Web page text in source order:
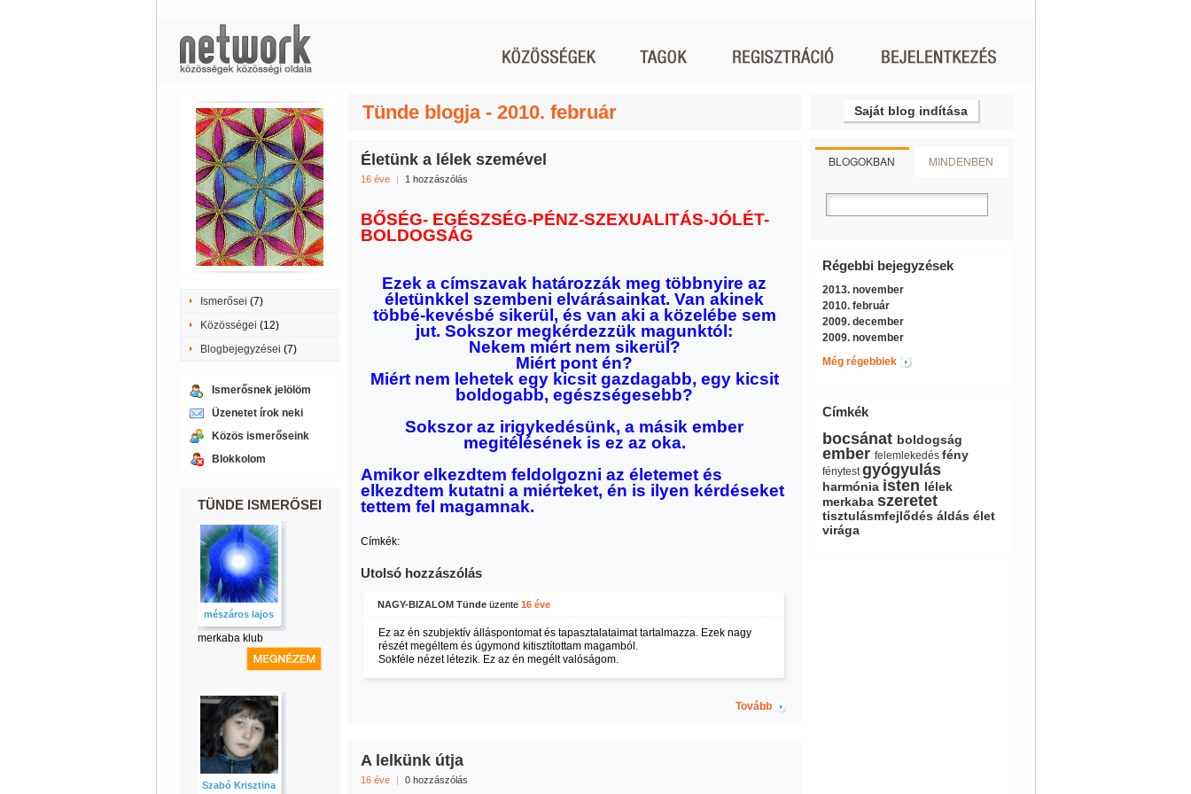
Ismerősei (7)
Közösségei (12)
Blogbejegyzései (7)
Ismerősnek jelölöm
Üzenetet írok neki
Közös ismerőseink
Blokkolom
TÜNDE ISMERŐSEI
mészáros lajos
merkaba klub
Szabó Krisztina
Tünde blogja - 2010. február
Életünk a lélek szemével
16 éve | 1 hozzászólás
BŐSÉG- EGÉSZSÉG-PÉNZ-SZEXUALITÁS-JÓLÉT-
BOLDOGSÁG
Ezek a címszavak határozzák meg többnyire az
életünkkel szembeni elvárásainkat. Van akinek
többé-kevésbé sikerül, és van aki a közelébe sem
jut. Sokszor megkérdezzük magunktól:
Nekem miért nem sikerül?
Miért pont én?
Miért nem lehetek egy kicsit gazdagabb, egy kicsit
boldogabb, egészségesebb?
Sokszor az irigykedésünk, a másik ember
megitélésének is ez az oka.
Amikor elkezdtem feldolgozni az életemet és
elkezdtem kutatni a miérteket, én is ilyen kérdéseket
tettem fel magamnak.
Címkék:
Utolsó hozzászólás
NAGY-BIZALOM Tündeüzente 16 éve
Ez az én szubjektív álláspontomat és tapasztalataimat tartalmazza. Ezek nagy
részét megéltem és úgymond kitisztítottam magamból.
Sokféle nézet létezik. Ez az én megélt valóságom.
Tovább
A lelkünk útja
16 éve | 0 hozzászólás
Saját blog indítása
BLOGOKBAN MINDENBEN
Régebbi bejegyzések
2013. november
2010. február
2009. december
2009. november
Még régebbiek
Címkék
bocsánat boldogság
ember felemlekedés fény
fénytest gyógyulás
harmónia isten lélek
merkaba szeretet
tisztulásmfejlődés áldás élet
virága